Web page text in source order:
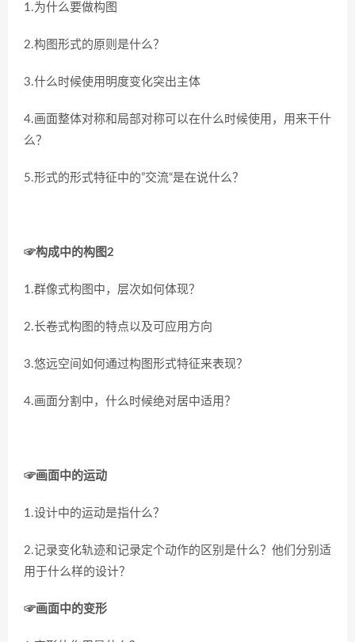
1.为什么要做构图
2.构图形式的原则是什么？
3.什么时候使用明度变化突出主体
4.画面整体对称和局部对称可以在什么时候使用，用来干什
么？
5.形式的形式特征中的”交流“是在说什么？
☞构成中的构图2
1.群像式构图中，层次如何体现？
2.长卷式构图的特点以及可应用方向
3.悠远空间如何通过构图形式特征来表现？
4.画面分割中，什么时候绝对居中适用？
☞画面中的运动
1.设计中的运动是指什么？
2.记录变化轨迹和记录定个动作的区别是什么？他们分别适
用于什么样的设计？
☞画面中的变形